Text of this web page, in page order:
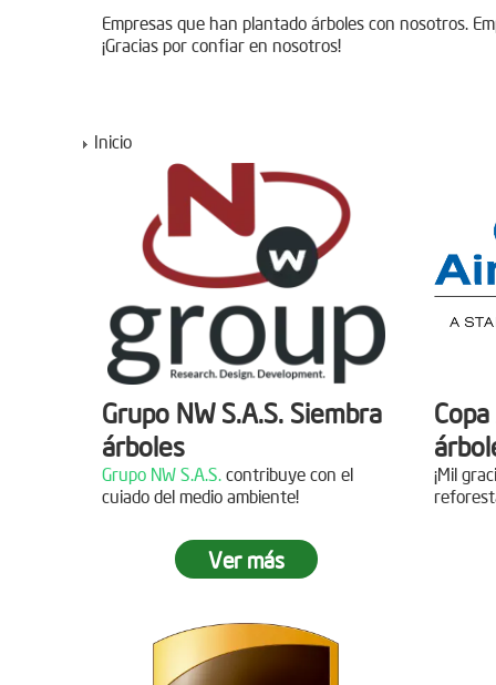
Empresas que han plantado árboles con nosotros.
¡Gracias por confiar en nosotros!
Inicio
Grupo NW S.A.S. Siembra
árboles
Grupo NW S.A.S. contribuye con el
cuiado del medio ambiente!
Jornada de reforestación
05 de Abril de 2019
Asistentes:
15 personas
Ver más
¡Mil